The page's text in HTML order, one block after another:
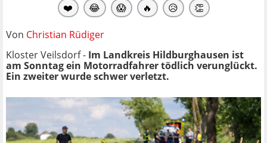
❤️ 😂 😱 🔥 😥 👏
Von Christian Rüdiger
Kloster Veilsdorf - Im Landkreis Hildburghausen ist
am Sonntag ein Motorradfahrer tödlich verunglückt.
Ein zweiter wurde schwer verletzt.